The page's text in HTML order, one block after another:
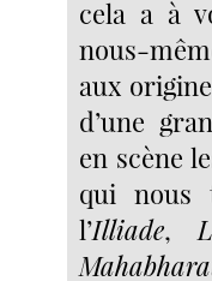
cela a à
nous-
aux
d’une
en scène
qui nous
l’Illiade,